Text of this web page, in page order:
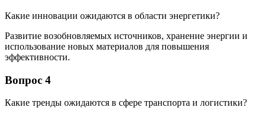
Какие инновации ожидаются в области энергетики?
Развитие возобновляемых источников, хранение энергии и
использование новых материалов для повышения
эффективности.
Вопрос 4
Какие тренды ожидаются в сфере транспорта и логистики?